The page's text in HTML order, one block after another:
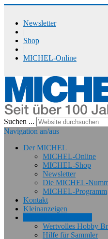
Newsletter
|
Shop
|
MICHEL-Online
Suchen ...
Navigation an/aus
Der MICHEL
MICHEL-Online
MICHEL-Shop
Newsletter
Die MICHEL-
MICHEL-Programm
Kontakt
Kleinanzeigen
Wertvolles Hobby
Hilfe für Sammler